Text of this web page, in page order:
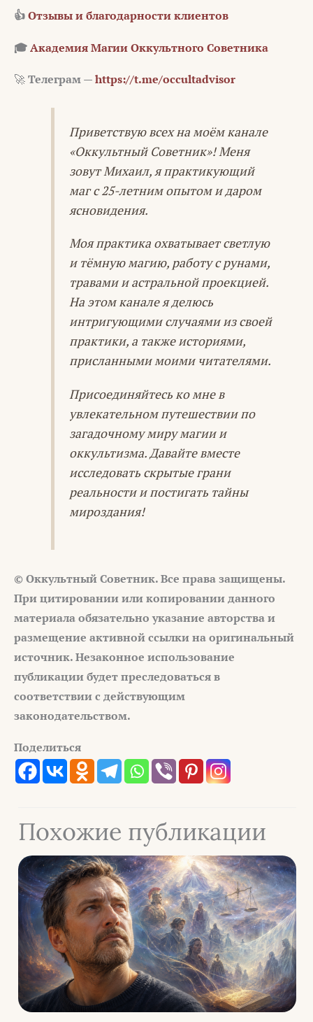
👍Отзывы и благодарности клиентов
🎓Академия Магии Оккультного Советника
🚀Телеграм —https://t.me/occultadvisor
Приветствую всех на моём канале
«Оккультный Советник»! Меня
зовут Михаил, я практикующий
маг с 25-летним опытом и даром
ясновидения.
Моя практика охватывает светлую
и тёмную магию, работу с рунами,
травами и астральной проекцией.
На этом канале я делюсь
интригующими случаями из своей
практики, а также историями,
присланными моими читателями.
Присоединяйтесь ко мне в
увлекательном путешествии по
загадочному миру магии и
оккультизма. Давайте вместе
исследовать скрытые грани
реальности и постигать тайны
мироздания!
© Оккультный Советник. Все права защищены.
При цитировании или копировании данного
материала обязательно указание авторства и
размещение активной ссылки на оригинальный
источник. Незаконное использование
публикации будет преследоваться в
соответствии с действующим
законодательством.
Поделиться
Похожие публикации